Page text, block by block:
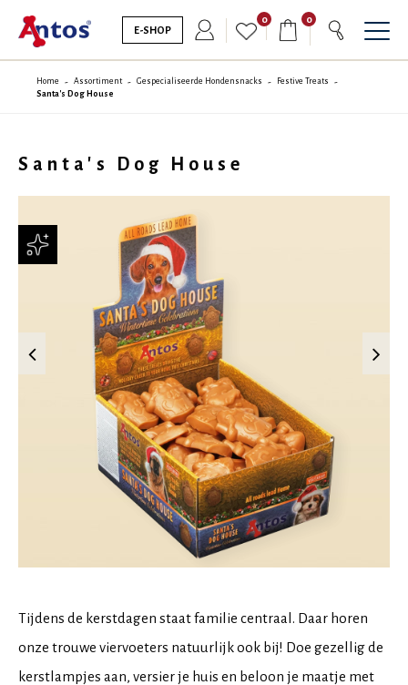
E-SHOP
0 0
Home Assortiment Gespecialiseerde Hondensnacks
Festive Treats
Santa's Dog House
Santa's Dog House
Tijdens de kerstdagen staat familie centraal. Daar horen
onze trouwe viervoeters natuurlijk ook bij! Doe gezellig de
kerstlampjes aan, versier je huis en beloon je maatje met